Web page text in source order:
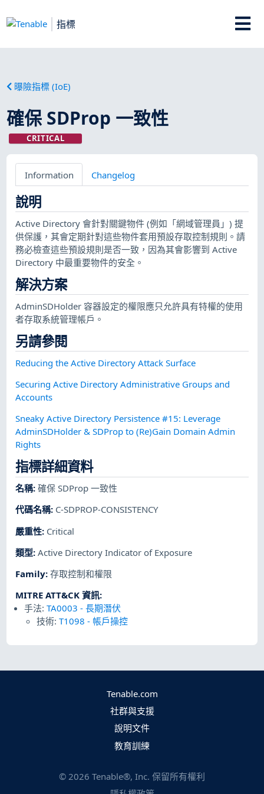
指標
曝險指標 (IoE)
確保 SDProp 一致性
CRITICAL
Information Changelog
說明
Active Directory 會針對關鍵物件 (例如「網域管理員」) 提
供保護，其會定期針對這些物件套用預設存取控制規則。請
務必檢查這些預設規則是否一致，因為其會影響到 Active
Directory 中最重要物件的安全。
解決方案
AdminSDHolder 容器設定的權限應只允許具有特權的使用
者存取系統管理帳戶。
另請參閱
Reducing the Active Directory Attack Surface
Securing Active Directory Administrative Groups and
Accounts
Sneaky Active Directory Persistence #15: Leverage
AdminSDHolder & SDProp to (Re)Gain Domain Admin
Rights
指標詳細資料
名稱:確保 SDProp 一致性
代碼名稱: C-SDPROP-CONSISTENCY
嚴重性: Critical
類型:Active Directory Indicator of Exposure
Family:存取控制和權限
MITRE ATT&CK 資訊:
手法: TA0003 - 長期潛伏
技術:T1098 - 帳戶操控
Tenable.com
社群與支援
說明文件
教育訓練
© 2026 Tenable®, Inc. 保留所有權利